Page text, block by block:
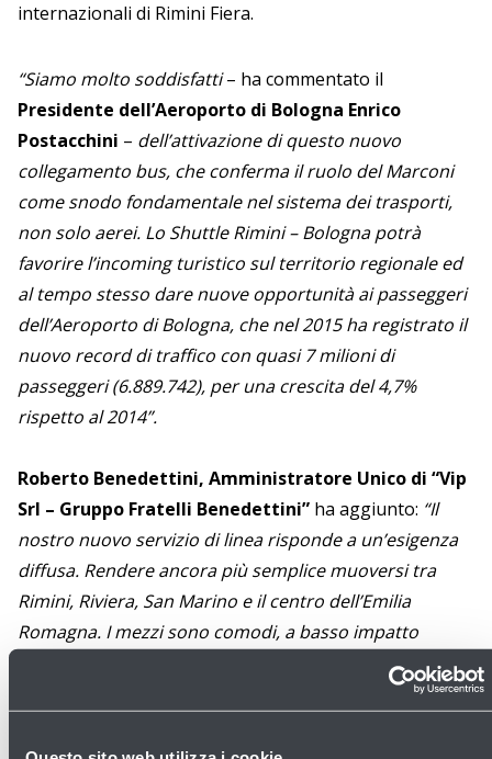
internazionali di Rimini Fiera.
“Siamo molto soddisfatti– ha commentato il
Presidente dell’Aeroporto di Bologna Enrico
Postacchini – dell’attivazione di questo nuovo
collegamento bus, che conferma il ruolo del Marconi
come snodo fondamentale nel sistema dei trasporti,
non solo aerei. Lo Shuttle Rimini – Bologna potrà
favorire l’incoming turistico sul territorio regionale ed
al tempo stesso dare nuove opportunità ai passeggeri
dell’Aeroporto di Bologna, che nel 2015 ha registrato il
nuovo record di traffico con quasi 7 milioni di
passeggeri (6.889.742), per una crescita del 4,7%
rispetto al 2014”.
Roberto Benedettini, Amministratore Unico di “Vip
Srl – Gruppo Fratelli Benedettini” ha aggiunto: “Il
nostro nuovo servizio di linea risponde a un’esigenza
diffusa. Rendere ancora più semplice muoversi tra
Rimini, Riviera, San Marino e il centro dell’Emilia
Romagna. I mezzi sono comodi, a basso impatto
ambientale, si viaggia lavorando e rimanendo sempre
connessi. Mentre il nostro parco veicoli, con le sue